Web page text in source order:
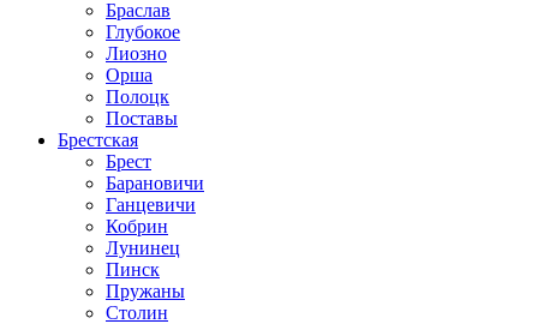
Браслав
Глубокое
Лиозно
Орша
Полоцк
Поставы
Брестская
Брест
Барановичи
Ганцевичи
Кобрин
Лунинец
Пинск
Пружаны
Столин